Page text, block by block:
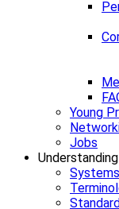
Young
Jobs